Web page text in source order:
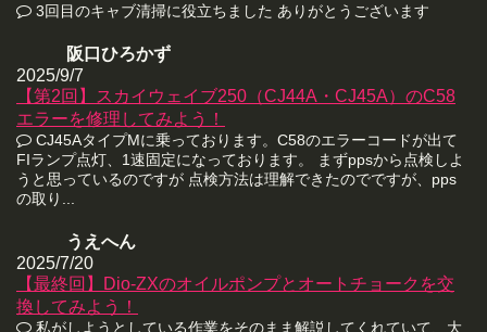
3回目のキャブ清掃に役立ちました ありがとうございます
阪口ひろかず
2025/9/7
【第2回】スカイウェイブ250（CJ44A・CJ45A）のC58
エラーを修理してみよう！
CJ45AタイプMに乗っております。C58のエラーコードが出て
FIランプ点灯、1速固定になっております。 まずppsから点検しよ
うと思っているのですが 点検方法は理解できたのでですが、pps
の取り...
うえへん
2025/7/20
【最終回】Dio-ZXのオイルポンプとオートチョークを交
換してみよう！
私がしようとしている作業をそのまま解説してくれていて、大